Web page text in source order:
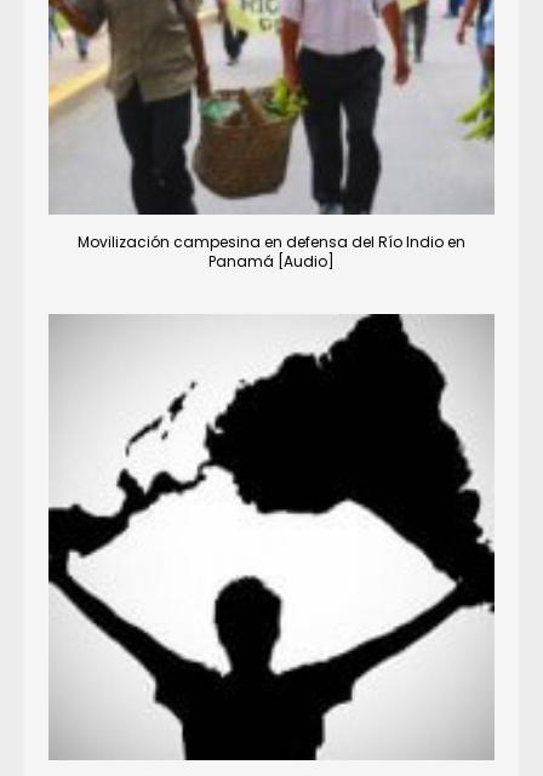
Movilización campesina en defensa del Río Indio en
Panamá [Audio]